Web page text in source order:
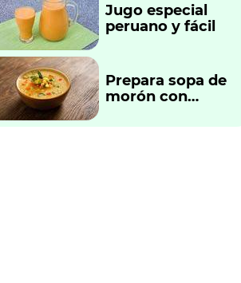
Jugo especial
peruano y fácil
Prepara sopa de
morón con
tradicional